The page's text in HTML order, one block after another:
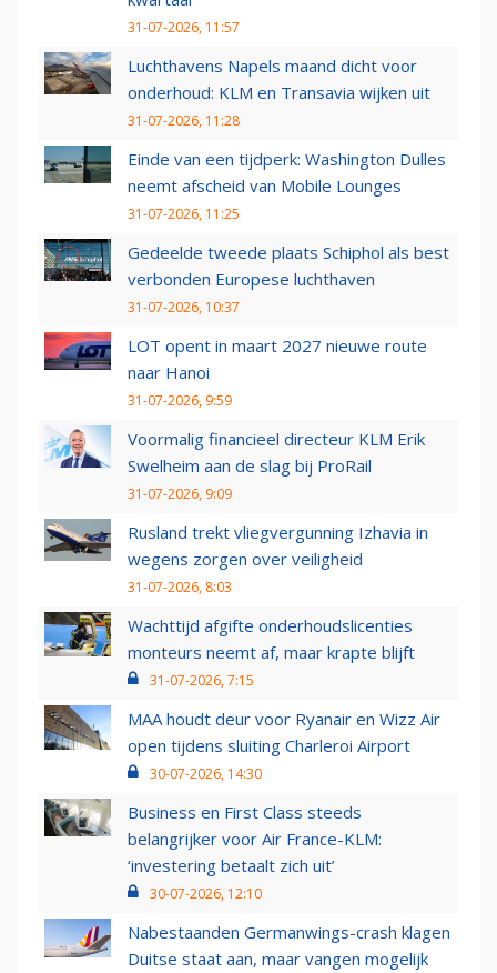
31-07-2026, 11:57
Luchthavens Napels maand dicht voor
onderhoud: KLM en Transavia wijken uit
31-07-2026, 11:28
Einde van een tijdperk: Washington Dulles
neemt afscheid van Mobile Lounges
31-07-2026, 11:25
Gedeelde tweede plaats Schiphol als best
verbonden Europese luchthaven
31-07-2026, 10:37
LOT opent in maart 2027 nieuwe route
naar Hanoi
31-07-2026, 9:59
Voormalig financieel directeur KLM Erik
Swelheim aan de slag bij ProRail
31-07-2026, 9:09
Rusland trekt vliegvergunning Izhavia in
wegens zorgen over veiligheid
31-07-2026, 8:03
Wachttijd afgifte onderhoudslicenties
monteurs neemt af, maar krapte blijft
31-07-2026, 7:15
MAA houdt deur voor Ryanair en Wizz Air
open tijdens sluiting Charleroi Airport
30-07-2026, 14:30
Business en First Class steeds
belangrijker voor Air France-KLM:
‘investering betaalt zich uit’
30-07-2026, 12:10
Nabestaanden Germanwings-crash klagen
Duitse staat aan, maar vangen mogelijk